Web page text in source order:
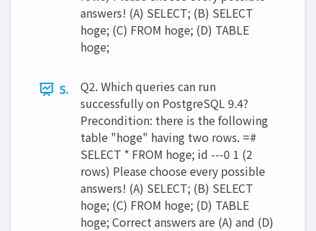
answers! (A) SELECT; (B) SELECT
hoge; (C) FROM hoge; (D) TABLE
hoge;
5.
Q2. Which queries can run
successfully on PostgreSQL 9.4?
Precondition: there is the following
table "hoge" having two rows. =#
SELECT * FROM hoge; id ---0 1 (2
rows) Please choose every possible
answers! (A) SELECT; (B) SELECT
hoge; (C) FROM hoge; (D) TABLE
hoge; Correct answers are (A) and (D)